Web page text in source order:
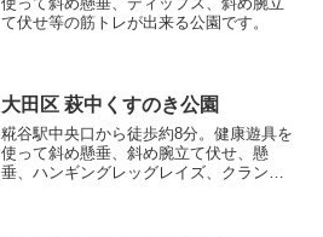
て伏せ等の筋トレが出来る公園です。
大田区 萩中くすのき公園
糀谷駅中央口から徒歩約8分。健康遊具を
使って斜め懸垂、斜め腕立て伏せ、懸
垂、ハンギングレッグレイズ、クラン